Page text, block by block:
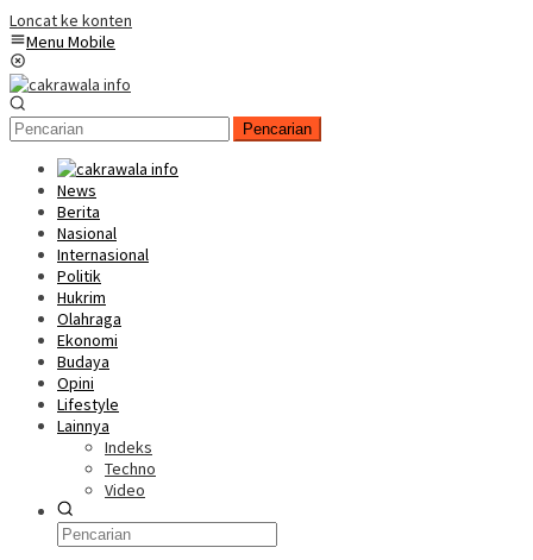
Loncat ke konten
Menu Mobile
Pencarian
News
Berita
Nasional
Internasional
Politik
Hukrim
Olahraga
Ekonomi
Budaya
Opini
Lifestyle
Lainnya
Indeks
Techno
Video